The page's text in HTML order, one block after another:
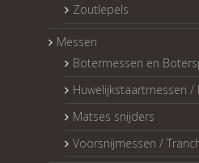
Zoutlepels
Messen
Botermessen en
Huwelijkstaartmessen
Matses snijders
Voorsnijmessen /